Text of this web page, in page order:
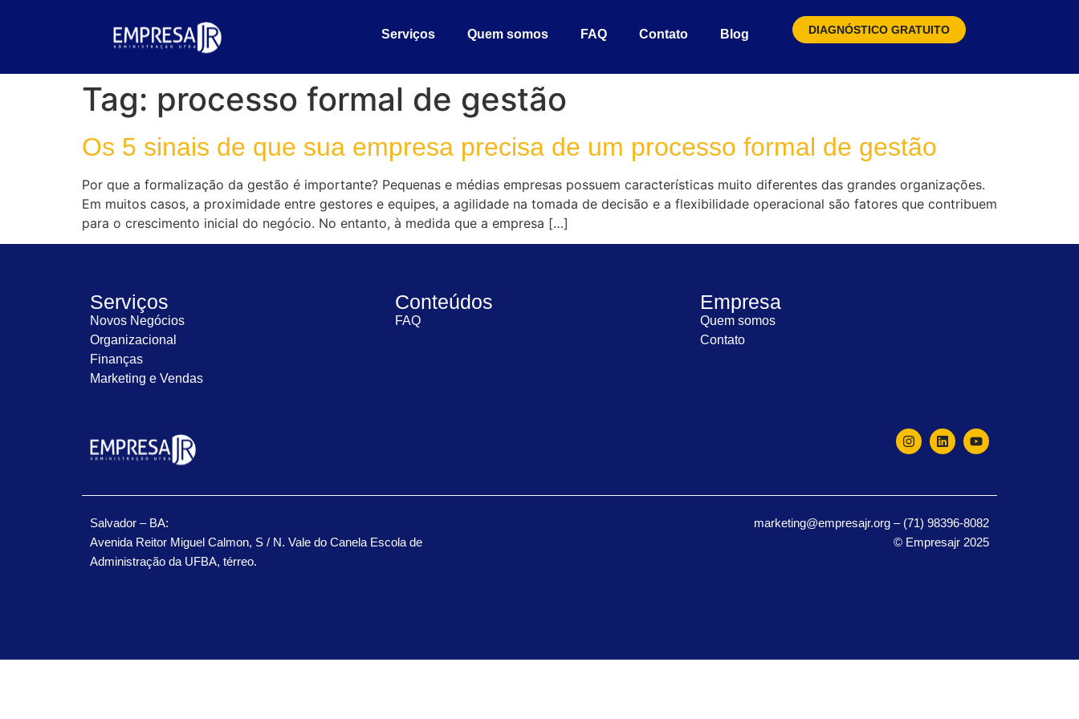
Serviços Quem somos FAQ Contato Blog DIAGNÓSTICO GRATUITO
Tag: processo formal de gestão
Os 5 sinais de que sua empresa precisa de um processo formal de gestão
Por que a formalização da gestão é importante? Pequenas e médias empresas possuem características muito diferentes das grandes organizações.
Em muitos casos, a proximidade entre gestores e equipes, a agilidade na tomada de decisão e a flexibilidade operacional são fatores que contribuem
para o crescimento inicial do negócio. No entanto, à medida que a empresa […]
Serviços
Novos Negócios
Organizacional
Finanças
Marketing e Vendas
Conteúdos
FAQ
Empresa
Quem somos
Contato
Salvador – BA:
Avenida Reitor Miguel Calmon, S / N. Vale do Canela Escola de
Administração da UFBA, térreo.
marketing@empresajr.org – (71) 98396-8082
© Empresajr 2025